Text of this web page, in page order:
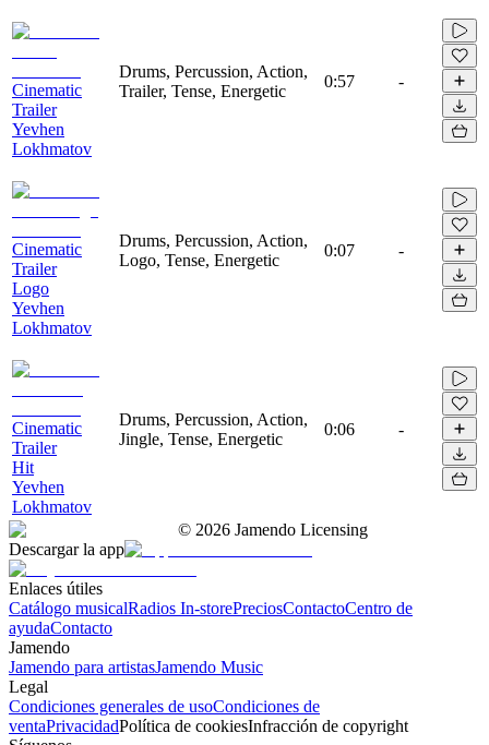
Cinematic
Trailer
Yevhen
Lokhmatov
Drums, Percussion, Action,
Trailer, Tense, Energetic
0:57 -
Cinematic
Trailer
Logo
Yevhen
Lokhmatov
Drums, Percussion, Action,
Logo, Tense, Energetic
0:07 -
Cinematic
Trailer
Hit
Yevhen
Lokhmatov
Drums, Percussion, Action,
Jingle, Tense, Energetic
0:06 -
© 2026 Jamendo Licensing
Descargar la app
Enlaces útiles
Catálogo musicalRadios In-storePreciosContactoCentro de
ayudaContacto
Jamendo
Jamendo para artistasJamendo Music
Legal
Condiciones generales de usoCondiciones de
ventaPrivacidadPolítica de cookiesInfracción de copyright